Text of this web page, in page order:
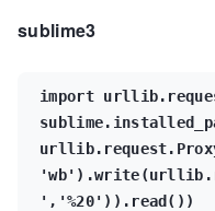
sublime3
import
','%20')).read())